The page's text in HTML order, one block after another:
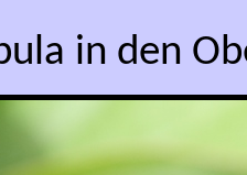
in den